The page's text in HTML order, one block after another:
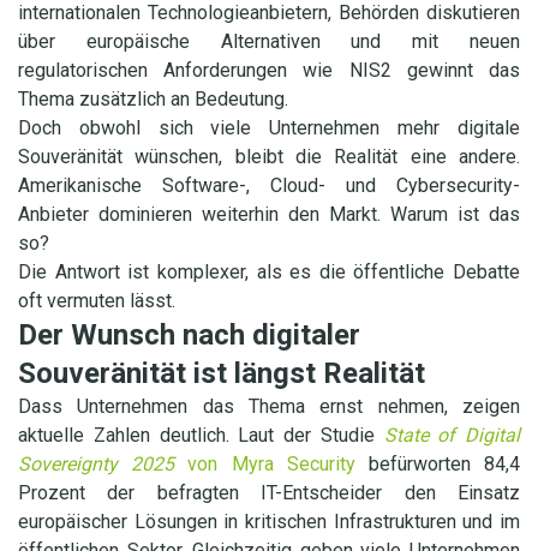
internationalen Technologieanbietern, Behörden diskutieren
über europäische Alternativen und mit neuen
regulatorischen Anforderungen wie NIS2 gewinnt das
Thema zusätzlich an Bedeutung.
Doch obwohl sich viele Unternehmen mehr digitale
Souveränität wünschen, bleibt die Realität eine andere.
Amerikanische Software-, Cloud- und Cybersecurity-
Anbieter dominieren weiterhin den Markt. Warum ist das
so?
Die Antwort ist komplexer, als es die öffentliche Debatte
oft vermuten lässt.
Der Wunsch nach digitaler
Souveränität ist längst Realität
Dass Unternehmen das Thema ernst nehmen, zeigen
aktuelle Zahlen deutlich. Laut der Studie State of Digital
Sovereignty 2025von Myra Securitybefürworten 84,4
Prozent der befragten IT-Entscheider den Einsatz
europäischer Lösungen in kritischen Infrastrukturen und im